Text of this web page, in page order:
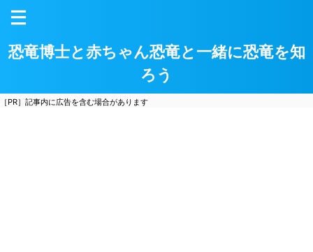
恐竜博士と赤ちゃん恐竜と一緒に恐竜を知
ろう
［PR］記事内に広告を含む場合があります